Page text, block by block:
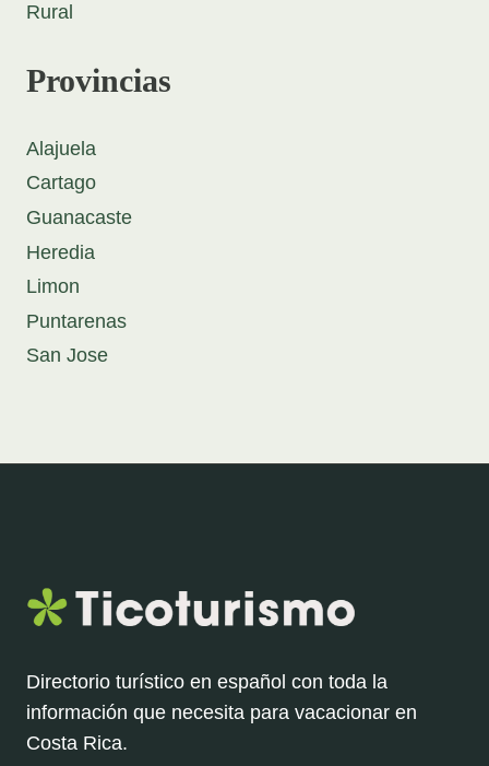
Rural
Provincias
Alajuela
Cartago
Guanacaste
Heredia
Limon
Puntarenas
San Jose
Directorio turístico en español con toda la
información que necesita para vacacionar en
Costa Rica.